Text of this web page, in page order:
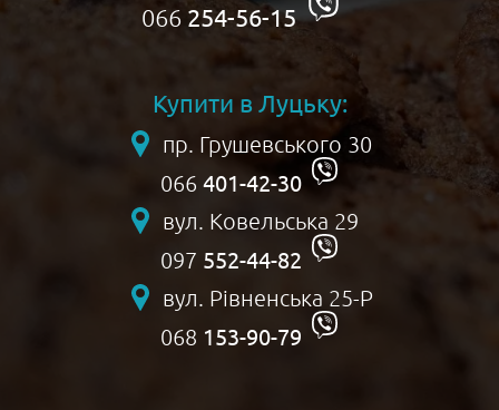
066 254-56-15
Купити в Луцьку:
пр. Грушевського 30
066 401-42-30
вул. Ковельська 29
097 552-44-82
вул. Рівненська 25-Р
068 153-90-79